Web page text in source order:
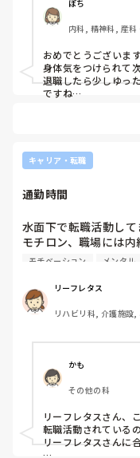
ぽち
内科, 精神科, 産
おめでとうございま
身体気をつけられて
退職したら少しゆっ
ですね
キャリア・転職
通勤時間
水面下で転職活動して
モチロン、職場には内
現在、自転車通勤で
分、最寄り駅から3つ
歩で12~15分。なので
😱
これって、毎日しん
モチベーション メンタル
リーフレタス
リハビリ科, 介護施設,
かも
その他の科
リーフレタスさん、
転職活動されている
リーフレタスさんに